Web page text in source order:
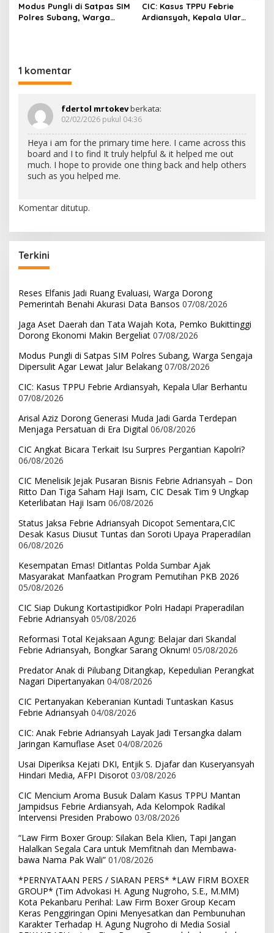
Modus Pungli di Satpas SIM
Polres Subang, Warga
CIC: Kasus TPPU Febrie
Ardiansyah, Kepala Ular
1 komentar
fdertol mrtokevberkata:
02/02/2026 pukul 04:36
Heya i am for the primary time here. I came across this
board and I to find It truly helpful & it helped me out
much. I hope to provide one thing back and help others
such as you helped me.
Komentar ditutup.
Terkini
Reses Elfanis Jadi Ruang Evaluasi, Warga Dorong
Pemerintah Benahi Akurasi Data Bansos 07/08/2026
Jaga Aset Daerah dan Tata Wajah Kota, Pemko Bukittinggi
Dorong Ekonomi Makin Bergeliat 07/08/2026
Modus Pungli di Satpas SIM Polres Subang, Warga Sengaja
Dipersulit Agar Lewat Jalur Belakang 07/08/2026
CIC: Kasus TPPU Febrie Ardiansyah, Kepala Ular Berhantu
07/08/2026
Arisal Aziz Dorong Generasi Muda Jadi Garda Terdepan
Menjaga Persatuan di Era Digital 06/08/2026
CIC Angkat Bicara Terkait Isu Surpres Pergantian Kapolri?
06/08/2026
CIC Menelisik Jejak Pusaran Bisnis Febrie Adriansyah – Don
Ritto Dan Tiga Saham Haji Isam, CIC Desak Tim 9 Ungkap
Keterlibatan Haji Isam 06/08/2026
Status Jaksa Febrie Adriansyah Dicopot Sementara,CIC
Desak Kasus Diusut Tuntas dan Soroti Upaya Praperadilan
06/08/2026
Kesempatan Emas! Ditlantas Polda Sumbar Ajak
Masyarakat Manfaatkan Program Pemutihan PKB 2026
05/08/2026
CIC Siap Dukung Kortastipidkor Polri Hadapi Praperadilan
Febrie Adriansyah 05/08/2026
Reformasi Total Kejaksaan Agung: Belajar dari Skandal
Febrie Adriansyah, Bongkar Sarang Oknum! 05/08/2026
Predator Anak di Pilubang Ditangkap, Kepedulian Perangkat
Nagari Dipertanyakan 04/08/2026
CIC Pertanyakan Keberanian Kuntadi Tuntaskan Kasus
Febrie Adriansyah 04/08/2026
CIC: Anak Febrie Adriansyah Layak Jadi Tersangka dalam
Jaringan Kamuflase Aset 04/08/2026
Usai Diperiksa Kejati DKI, Entjik S. Djafar dan Kuseryansyah
Hindari Media, AFPI Disorot 03/08/2026
CIC Mencium Aroma Busuk Dalam Kasus TPPU Mantan
Jampidsus Febrie Ardiansyah, Ada Kelompok Radikal
Intervensi Presiden Prabowo 03/08/2026
“Law Firm Boxer Group: Silakan Bela Klien, Tapi Jangan
Halalkan Segala Cara untuk Memfitnah dan Membawa-
bawa Nama Pak Wali” 01/08/2026
*PERNYATAAN PERS / SIARAN PERS* *LAW FIRM BOXER
GROUP* (Tim Advokasi H. Agung Nugroho, S.E., M.MM)
Kota Pekanbaru Perihal: Law Firm Boxer Group Kecam
Keras Penggiringan Opini Menyesatkan dan Pembunuhan
Karakter Terhadap H. Agung Nugroho di Media Sosial